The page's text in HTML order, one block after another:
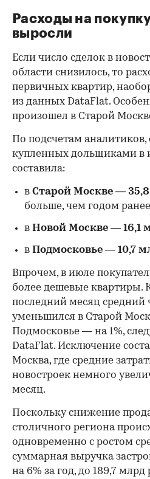
Расходы на
выросли
Если число сделок в
области снизилось, то
первичных квартир,
из данных DataFlat.
произошел в Старой
По подсчетам аналитиков,
купленных дольщиками в
составила:
в Старой Москве —
больше, чем годом
в Новой Москве — 16,1
в Подмосковье — 10,7
Впрочем, в июле
более дешевые квартиры.
последний месяц средний
уменьшился в Старой
Подмосковье — на 1%,
DataFlat. Исключение
Москва, где средние
новостроек немного
месяц.
Поскольку снижение
столичного региона
одновременно с ростом
суммарная выручка
на 6% за год, до 189,7